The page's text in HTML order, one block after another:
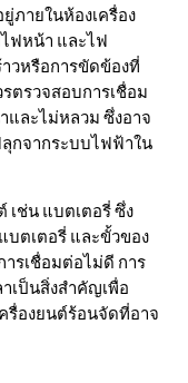
ภายในห้องเครื่อง
ฟหน้า และไฟ
วหรือการขัดข้องที่
ตรวจสอบการเชื่อม
ละไม่หลวม ซึ่งอาจ
กจากระบบไฟฟ้าใน
ช่น แบตเตอรี่ ซึ่ง
บตเตอรี่ และขั้วของ
รเชื่อมต่อไม่ดี การ
เป็นสิ่งสำคัญเพื่อ
องยนต์ร้อนจัดที่อาจ